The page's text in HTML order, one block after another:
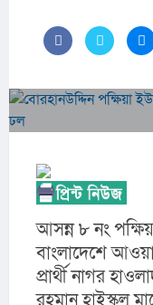
আসন্ন ৮ নং
বাংলাদেশে
প্রার্থী নাগর